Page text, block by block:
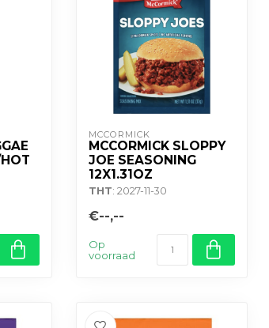
MCCORMICK
MCCORMICK SLOPPY
JOE SEASONING
12X1.31OZ
THT: 2027-11-30
€--,--
Op
voorraad